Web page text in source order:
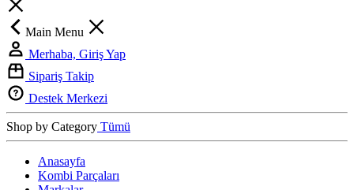
Main Menu
Merhaba, Giriş Yap
Sipariş Takip
Destek Merkezi
Shop by Category Tümü
Anasayfa
Kombi Parçaları